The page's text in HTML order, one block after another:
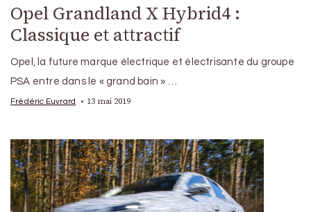
Opel Grandland X Hybrid4 :
Classique et attractif
Opel, la future marque électrique et électrisante du groupe
PSA entre dans le « grand bain » …
Frédéric Euvrard 13 mai 2019